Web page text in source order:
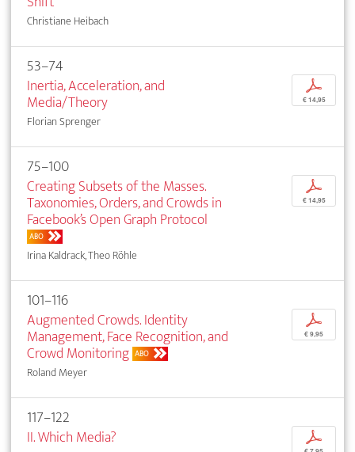
Christiane Heibach
53–74
Inertia, Acceleration, and
Media/Theory
Florian Sprenger
p
€ 14,95
75–100
Creating Subsets of the Masses.
Taxonomies, Orders, and Crowds in
Facebook’s Open Graph Protocol
ABO
Irina Kaldrack, Theo Röhle
p
€ 14,95
101–116
Augmented Crowds. Identity
Management, Face Recognition, and
Crowd Monitoring ABO
Roland Meyer
p
€ 9,95
117–122
II. Which Media?
p